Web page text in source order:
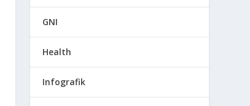
GNI
Health
Infografik